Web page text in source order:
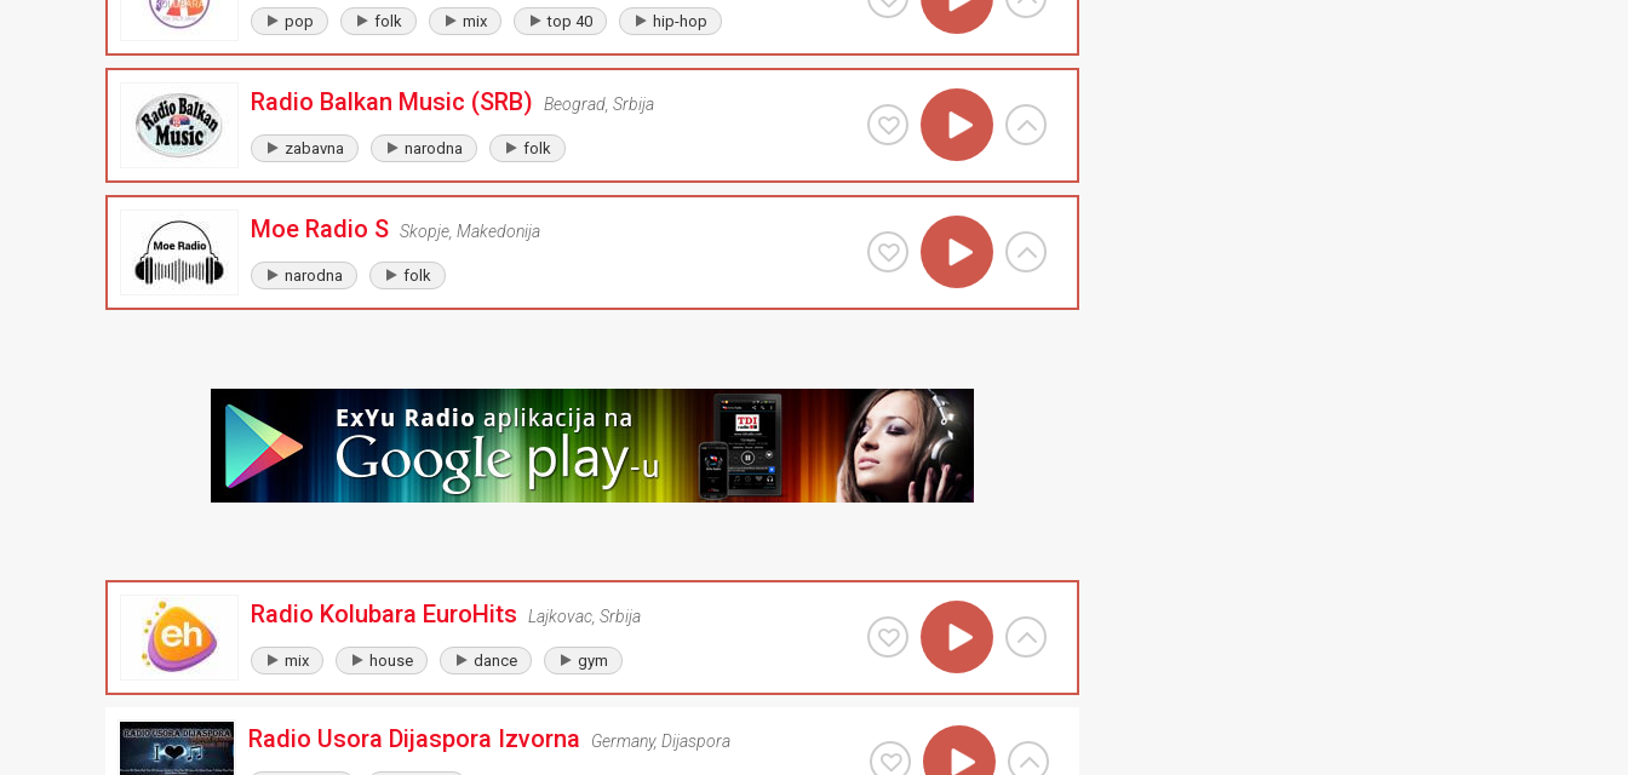
pop folk mix top 40 hip-hop
Radio Balkan Music (SRB) Beograd Srbija
zabavna narodna folk
Moe Radio S Skopje Makedonija
narodna folk
Radio Kolubara EuroHits Lajkovac Srbija
mix house dance gym
Radio Usora Dijaspora Izvorna Germany, Dijaspora